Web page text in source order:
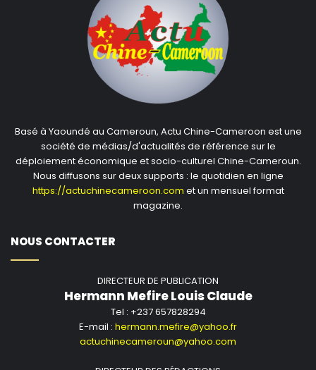
Basé à Yaoundé au Cameroun, Actu Chine-Cameroon est une
société de médias/d'actualités de référence sur le
déploiement économique et socio-culturel Chine-Cameroun.
Nous diffusons sur deux supports : le quotidien en ligne
https://actuchinecameroon.com et un mensuel format
magazine.
NOUS CONTACTER
DIRECTEUR DE PUBLICATION
Hermann Mefire Louis Claude
Tel : +237 657828294
E-mail : hermann.mefire@yahoo.fr
actuchinecameroun@yahoo.com